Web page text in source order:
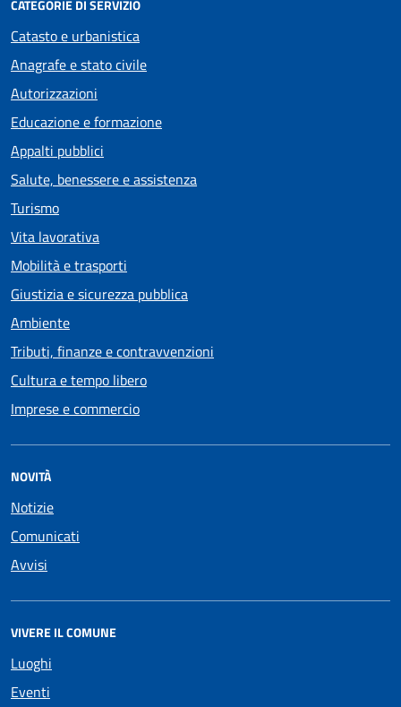
CATEGORIE DI SERVIZIO
Catasto e urbanistica
Anagrafe e stato civile
Autorizzazioni
Educazione e formazione
Appalti pubblici
Salute, benessere e assistenza
Turismo
Vita lavorativa
Mobilità e trasporti
Giustizia e sicurezza pubblica
Ambiente
Tributi, finanze e contravvenzioni
Cultura e tempo libero
Imprese e commercio
NOVITÀ
Notizie
Comunicati
Avvisi
VIVERE IL COMUNE
Luoghi
Eventi